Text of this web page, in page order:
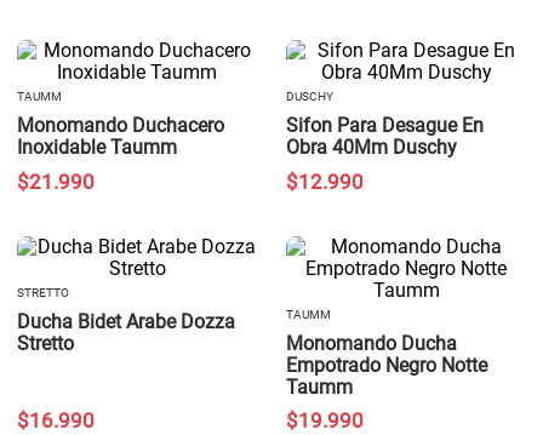
TAUMM
Monomando Duchacero
Inoxidable Taumm
$21 .990
DUSCHY
Sifon Para Desague En
Obra 40Mm Duschy
$12.990
STRETTO
Ducha Bidet Arabe Dozza
Stretto
$16.990
TAUMM
Monomando Ducha
Empotrado Negro Notte
Taumm
$19.990